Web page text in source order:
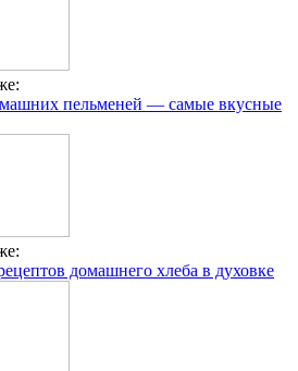
пельменей — самые вкусные
домашнего хлеба в духовке